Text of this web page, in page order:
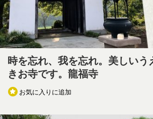
時を忘れ、我を忘れ。美しいう
きお寺です。龍福寺
お気に入りに追加